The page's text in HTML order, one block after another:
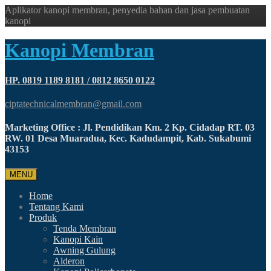
Aplikator kanopi membran, penyedia bahan dan jasa pembuatan
kanopi
Kanopi Membran
HP. 0819 1189 8181 / 0812 8650 0122
ciptatechnicalmembran@gmail.com
Marketing Office : Jl. Pendidikan Km. 2 Kp. Cidadap RT. 03
RW. 01 Desa Muaradua, Kec. Kadudampit, Kab. Sukabumi
43153
MENU
Home
Tentang Kami
Produk
Tenda Membran
Kanopi Kain
Awning Gulung
Alderon